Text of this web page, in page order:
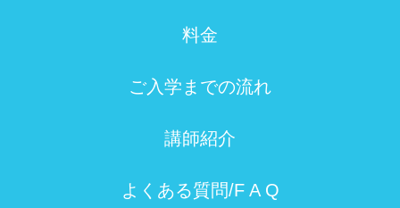
料金
ご入学までの流れ
講師紹介
よくある質問/F A Q